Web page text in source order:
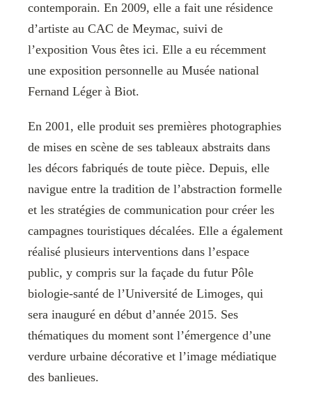
contemporain. En 2009, elle a fait une résidence
d’artiste au CAC de Meymac, suivi de
l’exposition Vous êtes ici. Elle a eu récemment
une exposition personnelle au Musée national
Fernand Léger à Biot.
En 2001, elle produit ses premières photographies
de mises en scène de ses tableaux abstraits dans
les décors fabriqués de toute pièce. Depuis, elle
navigue entre la tradition de l’abstraction formelle
et les stratégies de communication pour créer les
campagnes touristiques décalées. Elle a également
réalisé plusieurs interventions dans l’espace
public, y compris sur la façade du futur Pôle
biologie-santé de l’Université de Limoges, qui
sera inauguré en début d’année 2015. Ses
thématiques du moment sont l’émergence d’une
verdure urbaine décorative et l’image médiatique
des banlieues.